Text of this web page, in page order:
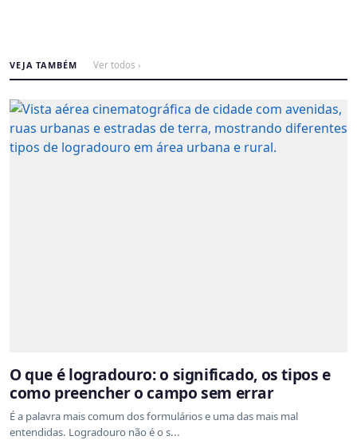
VEJA TAMBÉM Ver todos ›
O que é logradouro: o significado, os tipos e
como preencher o campo sem errar
É a palavra mais comum dos formulários e uma das mais mal
entendidas. Logradouro não é o s...